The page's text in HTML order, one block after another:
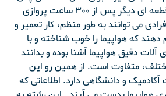
از ۵۰ ساعت پروازی و قطعه ای دیگر پس از ۳۰۰ ساعت پروازی
می توانند به طور منظم، کار تعمیر و
که هواپیما را خوب شناخته و با
دقیق هواپیما آشنا بوده و بدانند
متفاوت است. از همین رو این
و دانشگاهی دارد. اطلاعاتی که